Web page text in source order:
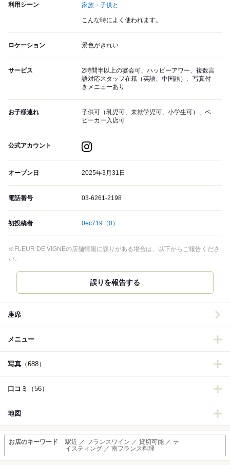
利用シーン 家族・子供と
こんな時によく使われます。
ロケーション 景色がきれい
サービス
2時間半以上の宴会可、ハッピーアワー、複数言
語対応スタッフ在籍（英語、中国語）、写真付
きメニューあり
お子様連れ
子供可（乳児可、未就学児可、小学生可）、ベ
ビーカー入店可
公式アカウント
オープン日 2025年3月31日
電話番号 03-6261-2198
初投稿者 0ec719 （0）
※FLEUR DE VIGNEの店舗情報に誤りがある場合は、以下からご報告くださ
い。
誤りを報告する
座席
メニュー
写真 （688）
口コミ （56）
地図
お店のキーワード
駅近 ／ フランスワイン ／ 貸切可能 ／ テ
イスティング ／ 南フランス料理